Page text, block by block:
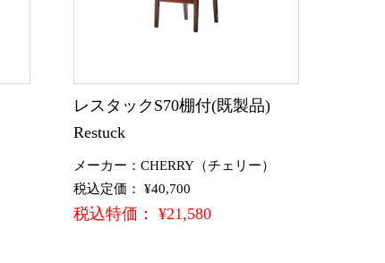
レスタックS70棚付(既製品)
Restuck
メーカー：CHERRY（チェリー）
税込定価： ¥40,700
税込特価： ¥21,580